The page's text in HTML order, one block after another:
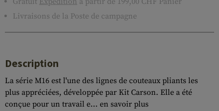
Livraisons de la Poste de campagne
Description
La série M16 est l'une des lignes de couteaux pliants les
plus appréciées, développée par Kit Carson. Elle a été
conçue pour un travail e... en savoir plus